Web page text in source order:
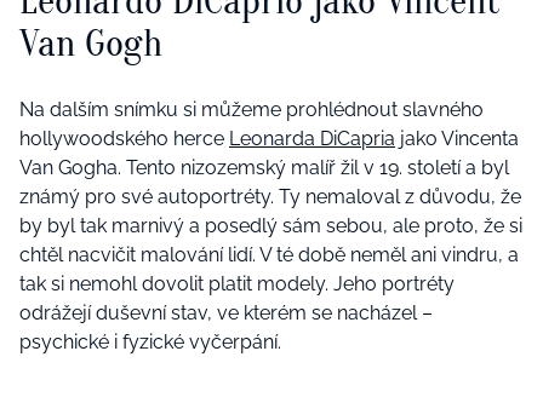
Van Gogh
Na dalším snímku si můžeme prohlédnout slavného
hollywoodského herce Leonarda DiCapria jako Vincenta
Van Gogha. Tento nizozemský malíř žil v 19. století a byl
známý pro své autoportréty. Ty nemaloval z důvodu, že
by byl tak marnivý a posedlý sám sebou, ale proto, že si
chtěl nacvičit malování lidí. V té době neměl ani vindru, a
tak si nemohl dovolit platit modely. Jeho portréty
odrážejí duševní stav, ve kterém se nacházel –
psychické i fyzické vyčerpání.